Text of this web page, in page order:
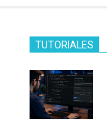
TUTORIALES